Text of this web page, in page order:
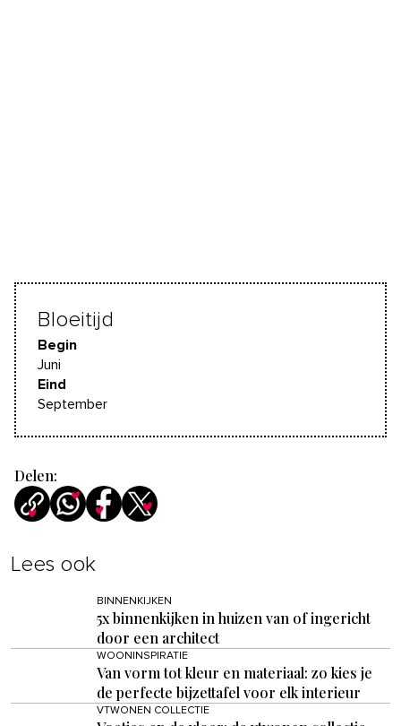
Bloeitijd
Begin
Juni
Eind
September
Delen:
Lees ook
BINNENKIJKEN
5x binnenkijken in huizen van of ingericht
door een architect
WOONINSPIRATIE
Van vorm tot kleur en materiaal: zo kies je
de perfecte bijzettafel voor elk interieur
VTWONEN COLLECTIE